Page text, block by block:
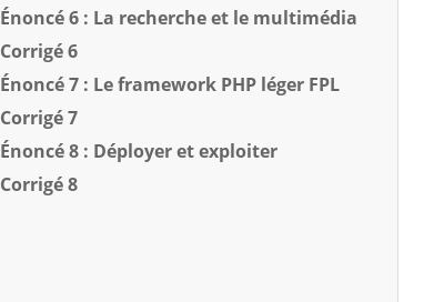
Énoncé 6 : La recherche et le multimédia
Corrigé 6
Énoncé 7 : Le framework PHP léger FPL
Corrigé 7
Énoncé 8 : Déployer et exploiter
Corrigé 8